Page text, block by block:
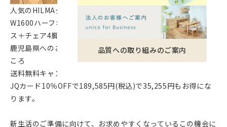
品質への取り組みのご案内
人気のHILMAダイニングセット
W1600ハーフオーバル天板＋木脚パネル・ストレートミック
ス＋チェア4脚の場合、
鹿児島県へのお届けで送料・組立費含め224,840円(税込)のと
ころ
送料無料キャンペーンで210,650円(税込)、※離島は除きます
JQカード10％OFFで189,585円(税込)で35,255円もお得にな
ります。
新生活のご準備に向けて、お求めやすくなっているこの機会に